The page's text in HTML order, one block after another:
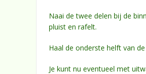
Naai de twee delen bij de
pluist en rafelt.
Haal de onderste helft van
Je kunt nu eventueel met